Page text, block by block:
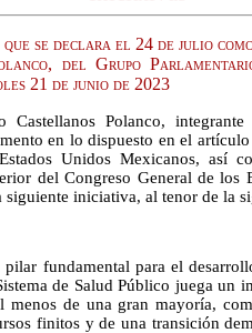
se declara el 24 de julio
del Grupo
21 de junio de 2023
Castellanos Polanco,
en lo dispuesto en el
Unidos Mexicanos, así
del Congreso General de los
siguiente iniciativa, al tenor de la
fundamental para el
de Salud Público juega un
menos de una gran mayoría,
finitos y de una transición